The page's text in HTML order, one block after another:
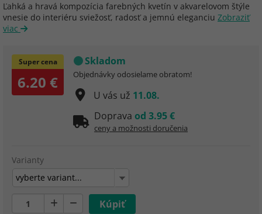
Ľahká a hravá kompozícia farebných kvetín v akvarelovom štýle
vnesie do interiéru sviežosť, radosť a jemnú eleganciu Zobraziť
viac
Super cena
6.20 €
Skladom
Objednávky odosielame obratom!
U vás už 11.08.
Doprava od 3.95 €
ceny a možnosti doručenia
Varianty
vyberte variant...